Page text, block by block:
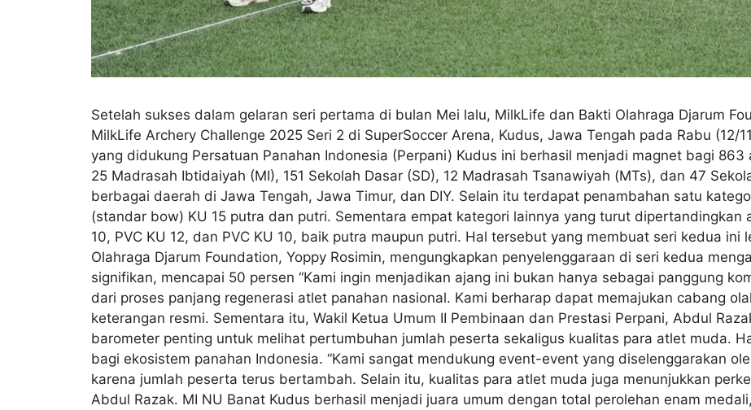
Setelah sukses dalam gelaran seri pertama di bulan Mei lalu, MilkLife dan Bakti Olahraga Djarum
MilkLife Archery Challenge 2025 Seri 2 di SuperSoccer Arena, Kudus, Jawa Tengah pada Rabu (12/
yang didukung Persatuan Panahan Indonesia (Perpani) Kudus ini berhasil menjadi magnet bagi
25 Madrasah Ibtidaiyah (MI), 151 Sekolah Dasar (SD), 12 Madrasah Tsanawiyah (MTs), dan 47
berbagai daerah di Jawa Tengah, Jawa Timur, dan DIY. Selain itu terdapat penambahan satu
(standar bow) KU 15 putra dan putri. Sementara empat kategori lainnya yang turut dipertandingkan
10, PVC KU 12, dan PVC KU 10, baik putra maupun putri. Hal tersebut yang membuat seri kedua ini
Olahraga Djarum Foundation, Yoppy Rosimin, mengungkapkan penyelenggaraan di seri kedua
signifikan, mencapai 50 persen “Kami ingin menjadikan ajang ini bukan hanya sebagai panggung
dari proses panjang regenerasi atlet panahan nasional. Kami berharap dapat memajukan cabang
keterangan resmi. Sementara itu, Wakil Ketua Umum II Pembinaan dan Prestasi Perpani, Abdul
barometer penting untuk melihat pertumbuhan jumlah peserta sekaligus kualitas para atlet muda.
bagi ekosistem panahan Indonesia. “Kami sangat mendukung event-event yang diselenggarakan
karena jumlah peserta terus bertambah. Selain itu, kualitas para atlet muda juga menunjukkan
Abdul Razak. MI NU Banat Kudus berhasil menjadi juara umum dengan total perolehan enam